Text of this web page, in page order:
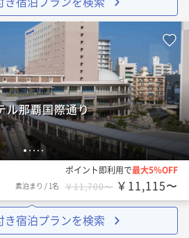
1 23 4 5
ル那覇国際通り
ポイント即利用で最大5％OFF
素泊まり / 1名 ￥11,700〜 ￥11,115〜
き宿泊プランを検索